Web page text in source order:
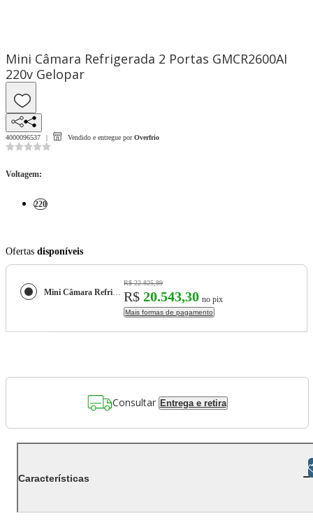
Mini Câmara Refrigerada 2 Portas GMCR2600AI
220v Gelopar
4000096537 Vendido e entregue por Overfrio
Voltagem:
220
Ofertas disponíveis
Mini Câmara Refrigerada 2 Portas GMCR2600AI 220v Gelopar
R$ 22.825,89
R$ 20.543,30 no pix
Mais formas de pagamento
Consultar Entrega e retira
Características